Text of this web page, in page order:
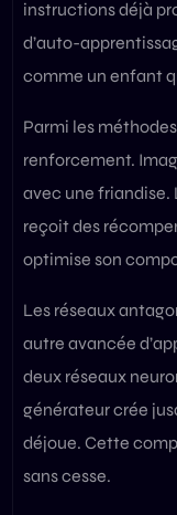
instructions déjà
d’auto-
comme un enfant
Parmi les
renforcement.
avec une friandise.
reçoit des
optimise son
Les réseaux
autre avancée
deux réseaux
générateur crée
déjoue. Cette
sans cesse.